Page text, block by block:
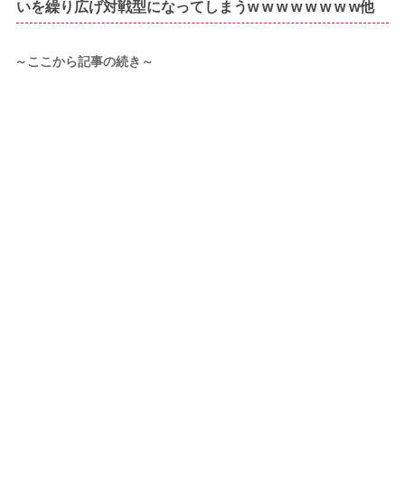
いを繰り広げ対戦型になってしまうw w w w w w w w他
～ここから記事の続き～